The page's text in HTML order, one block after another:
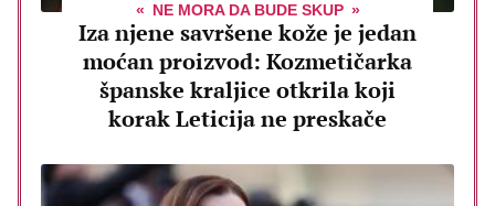
NE MORA DA BUDE SKUP
Iza njene savršene kože je jedan
moćan proizvod: Kozmetičarka
španske kraljice otkrila koji
korak Leticija ne preskače